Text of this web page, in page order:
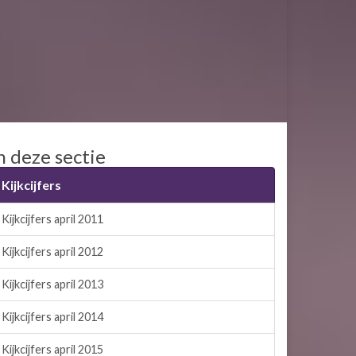
deze sectie
Kijkcijfers
Kijkcijfers april 2011
Kijkcijfers april 2012
Kijkcijfers april 2013
Kijkcijfers april 2014
Kijkcijfers april 2015